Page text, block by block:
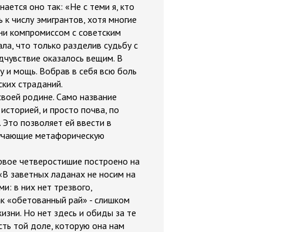
оно так: «Не с теми я, кто
числу эмигрантов, хотя многие
компромиссом с советским
что только разделив судьбу с
оказалось вещим. В
и мощь. Вобрав в себя всю боль
страданий.
родине. Само название
и просто почва, по
позволяет ей ввести в
метафорическую
четверостишие построено на
заветных ладанах не носим на
в них нет трезвого,
«обетованный рай» - слишком
Но нет здесь и обиды за те
той доле, которую она нам